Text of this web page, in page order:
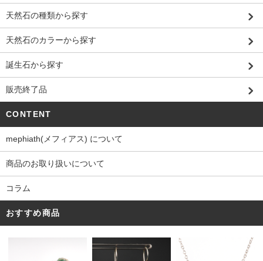
天然石の種類から探す
天然石のカラーから探す
誕生石から探す
販売終了品
CONTENT
mephiath(メフィアス) について
商品のお取り扱いについて
コラム
おすすめ商品